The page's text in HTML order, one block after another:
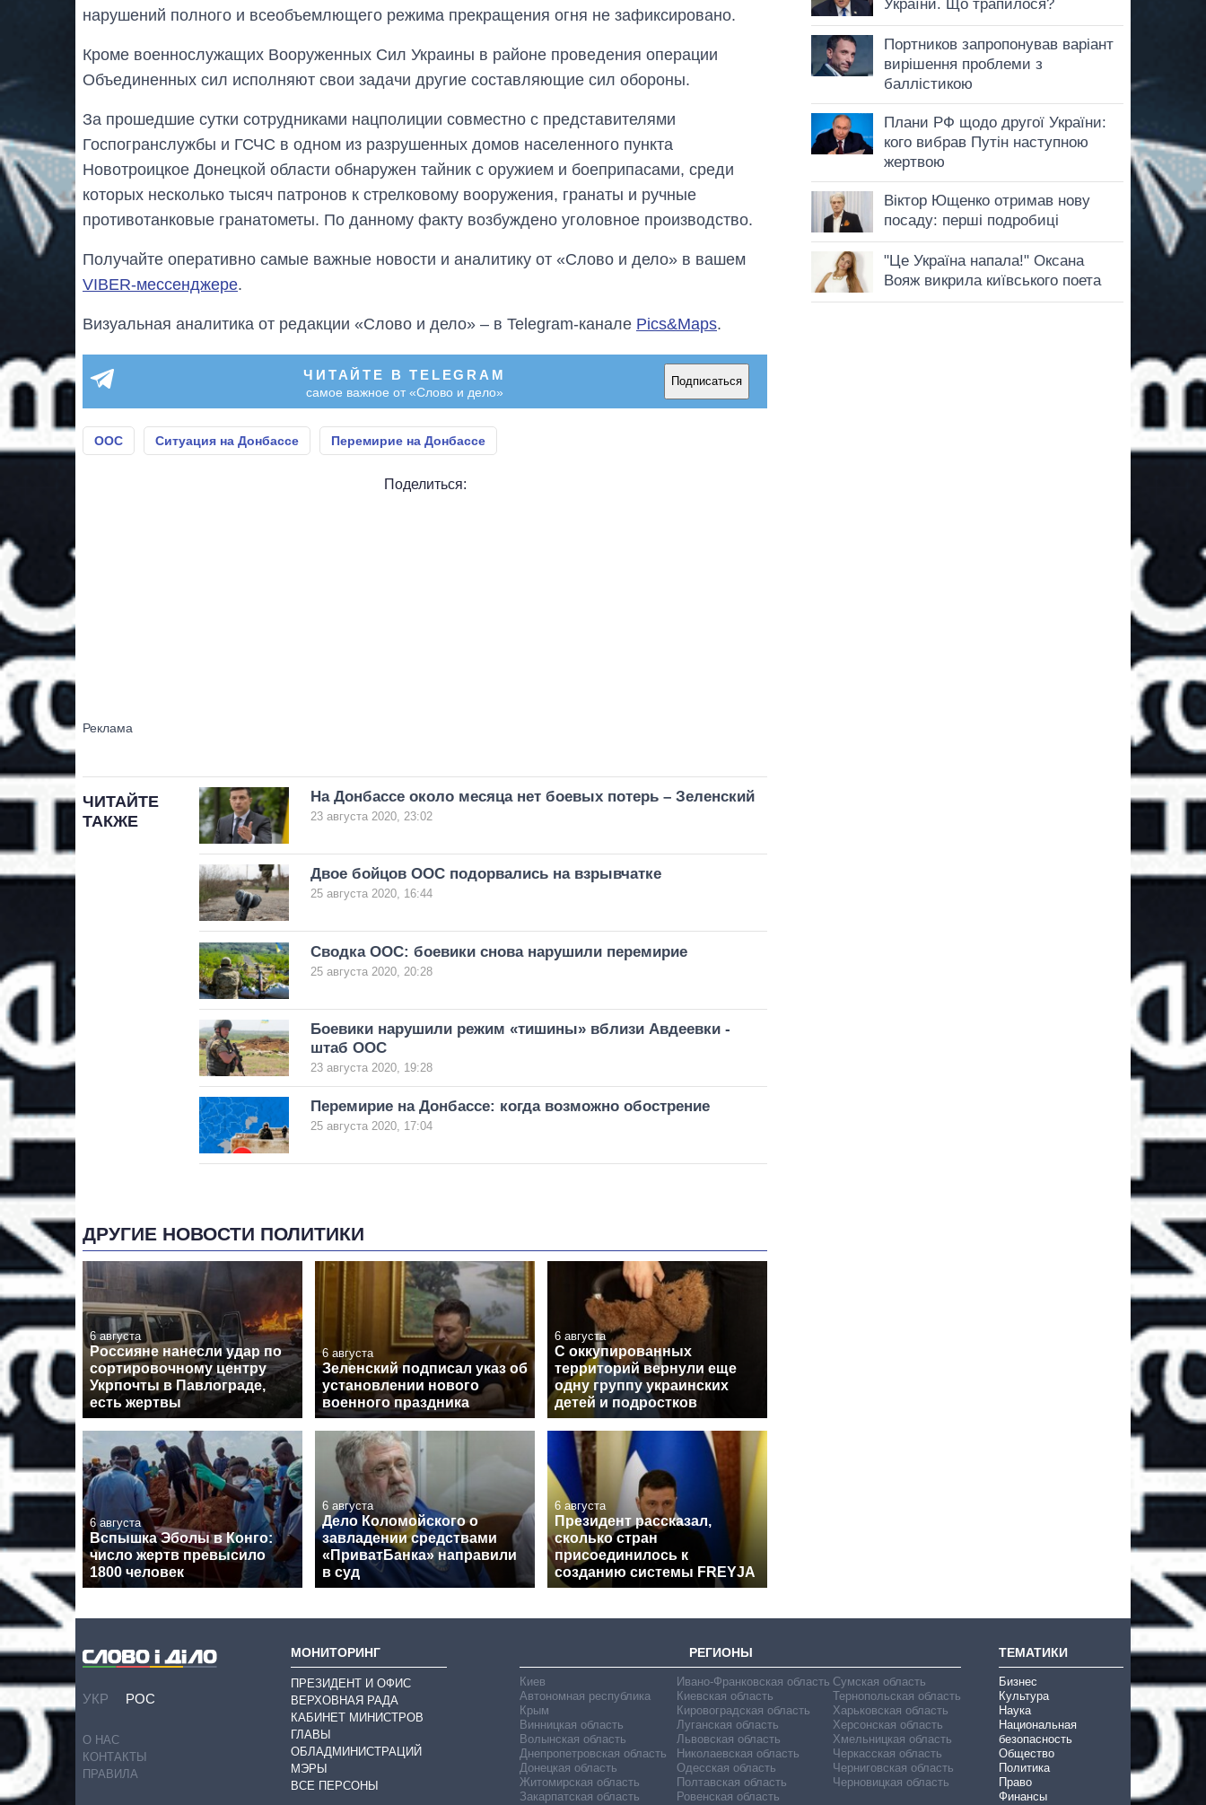
нарушений полного и всеобъемлющего режима прекращения огня не зафиксировано.
Кроме военнослужащих Вооруженных Сил Украины в районе проведения операции
Объединенных сил исполняют свои задачи другие составляющие сил обороны.
За прошедшие сутки сотрудниками нацполиции совместно с представителями
Госпогранслужбы и ГСЧС в одном из разрушенных домов населенного пункта
Новотроицкое Донецкой области обнаружен тайник с оружием и боеприпасами, среди
которых несколько тысяч патронов к стрелковому вооружения, гранаты и ручные
противотанковые гранатометы. По данному факту возбуждено уголовное производство.
Получайте оперативно самые важные новости и аналитику от «Слово и дело» в вашем
VIBER-мессенджере.
Визуальная аналитика от редакции «Слово и дело» – в Telegram-канале Pics&Maps.
ЧИТАЙТЕ В TELEGRAM
самое важное от «Слово и дело»
Подписаться
ООС Ситуация на Донбассе Перемирие на Донбассе
Поделиться:
ЧИТАЙТЕ
ТАКЖЕ
На Донбассе около месяца нет боевых потерь – Зеленский
23 августа 2020, 23:02
Двое бойцов ООС подорвались на взрывчатке
25 августа 2020, 16:44
Сводка ООС: боевики снова нарушили перемирие
25 августа 2020, 20:28
Боевики нарушили режим «тишины» вблизи Авдеевки -
штаб ООС
23 августа 2020, 19:28
Перемирие на Донбассе: когда возможно обострение
25 августа 2020, 17:04
ДРУГИЕ НОВОСТИ ПОЛИТИКИ
6 августа
Россияне нанесли удар по
сортировочному центру
Укрпочты в Павлограде,
есть жертвы
6 августа
Зеленский подписал указ об
установлении нового
военного праздника
6 августа
С оккупированных
территорий вернули еще
одну группу украинских
детей и подростков
6 августа
Вспышка Эболы в Конго:
число жертв превысило
1800 человек
6 августа
Дело Коломойского о
завладении средствами
«ПриватБанка» направили
в суд
6 августа
Президент рассказал,
сколько стран
присоединилось к
созданию системы FREYJA
УКР РОС
О НАС
КОНТАКТЫ
ПРАВИЛА
МОНИТОРИНГ
ПРЕЗИДЕНТ И ОФИС
ВЕРХОВНАЯ РАДА
КАБИНЕТ МИНИСТРОВ
ГЛАВЫ
ОБЛАДМИНИСТРАЦИЙ
МЭРЫ
ВСЕ ПЕРСОНЫ
РЕГИОНЫ
Киев
Автономная республика
Крым
Винницкая область
Волынская область
Днепропетровская область
Донецкая область
Житомирская область
Закарпатская область
Ивано-Франковская область
Киевская область
Кировоградская область
Луганская область
Львовская область
Николаевская область
Одесская область
Полтавская область
Ровенская область
Сумская область
Тернопольская область
Харьковская область
Херсонская область
Хмельницкая область
Черкасская область
Черниговская область
Черновицкая область
ТЕМАТИКИ
Бизнес
Культура
Наука
Национальная
безопасность
Общество
Политика
Право
Финансы